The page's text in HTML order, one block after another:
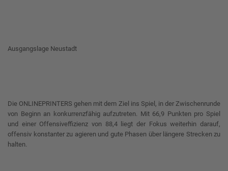
Ausgangslage Neustadt
Die ONLINEPRINTERS gehen mit dem Ziel ins Spiel, in der Zwischenrunde
von Beginn an konkurrenzfähig aufzutreten. Mit 66,9 Punkten pro Spiel
und einer Offensiveffizienz von 88,4 liegt der Fokus weiterhin darauf,
offensiv konstanter zu agieren und gute Phasen über längere Strecken zu
halten.